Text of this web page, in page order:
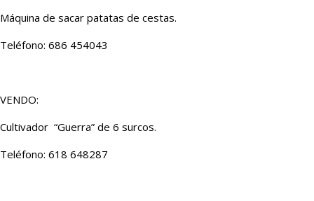
Máquina de sacar patatas de cestas.
Teléfono: 686 454043
VENDO:
Cultivador “Guerra” de 6 surcos.
Teléfono: 618 648287